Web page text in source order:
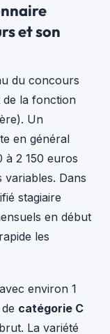
et son
du concours
de la fonction
Un
en général
à 2 150 euros
variables. Dans
stagiaire
en début
les
environ 1
catégorie C
La variété